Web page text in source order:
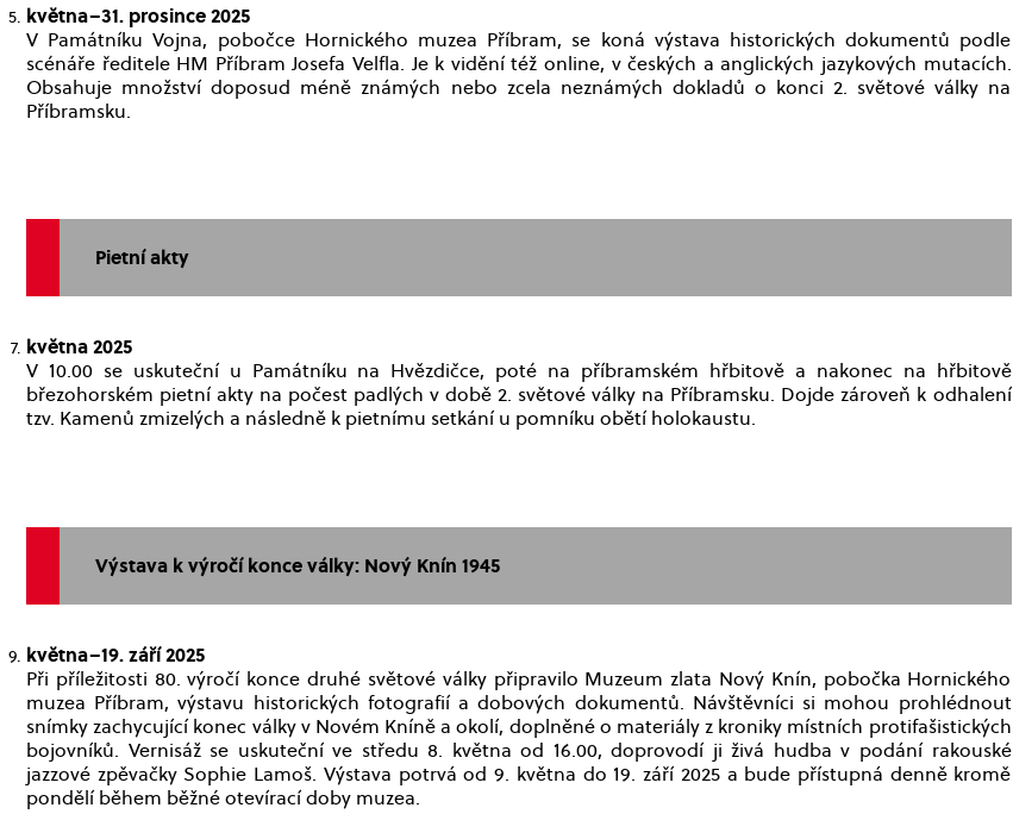
května–31. prosince 2025
V Památníku Vojna, pobočce Hornického muzea Příbram, se koná výstava historických dokumentů podle
scénáře ředitele HM Příbram Josefa Velfla. Je k vidění též online, v českých a anglických jazykových mutacích.
Obsahuje množství doposud méně známých nebo zcela neznámých dokladů o konci 2. světové války na
Příbramsku.
Pietní akty
května 2025
V 10.00 se uskuteční u Památníku na Hvězdičce, poté na příbramském hřbitově a nakonec na hřbitově
březohorském pietní akty na počest padlých v době 2. světové války na Příbramsku. Dojde zároveň k odhalení
tzv. Kamenů zmizelých a následně k pietnímu setkání u pomníku obětí holokaustu.
Výstava k výročí konce války: Nový Knín 1945
května–19. září 2025
Při příležitosti 80. výročí konce druhé světové války připravilo Muzeum zlata Nový Knín, pobočka Hornického
muzea Příbram, výstavu historických fotografií a dobových dokumentů. Návštěvníci si mohou prohlédnout
snímky zachycující konec války v Novém Kníně a okolí, doplněné o materiály z kroniky místních protifašistických
bojovníků. Vernisáž se uskuteční ve středu 8. května od 16.00, doprovodí ji živá hudba v podání rakouské
jazzové zpěvačky Sophie Lamoš. Výstava potrvá od 9. května do 19. září 2025 a bude přístupná denně kromě
pondělí během běžné otevírací doby muzea.